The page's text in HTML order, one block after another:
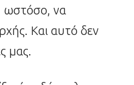
ωστόσο, να
Και αυτό δεν
μας.